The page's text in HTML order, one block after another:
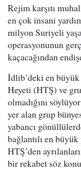
Rejim karşıtı
en çok insani
milyon Suriyeli
operasyonunun
kaçacağından
İdlib’deki en
Heyeti (HTŞ) ve
olmadığını
yer alan grup
yabancı
bağlantılı en
HTŞ’den
bir rekabet söz